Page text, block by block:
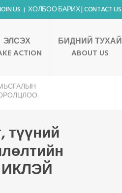
US ХОЛБОО БАРИХ | CONTACT US
ЭЛСЭХ
ACTION
БИДНИЙ ТУХАЙ
ABOUT US
түүний
ИКЛЭЙ